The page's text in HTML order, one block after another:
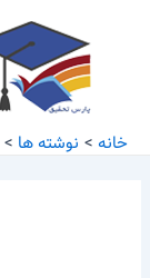
خانه نوشته ها